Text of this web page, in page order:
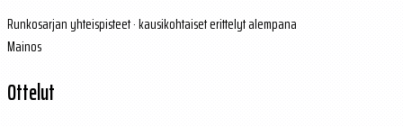
Runkosarjan yhteispisteet · kausikohtaiset erittelyt alempana
Mainos
Ottelut